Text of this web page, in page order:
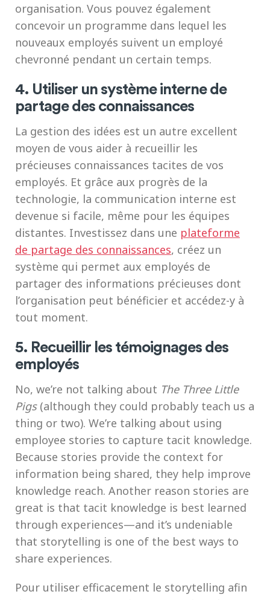
organisation. Vous pouvez également
concevoir un programme dans lequel les
nouveaux employés suivent un employé
chevronné pendant un certain temps.
4. Utiliser un système interne de
partage des connaissances
La gestion des idées est un autre excellent
moyen de vous aider à recueillir les
précieuses connaissances tacites de vos
employés. Et grâce aux progrès de la
technologie, la communication interne est
devenue si facile, même pour les équipes
distantes. Investissez dans une plateforme
de partage des connaissances, créez un
système qui permet aux employés de
partager des informations précieuses dont
l’organisation peut bénéficier et accédez-y à
tout moment.
5. Recueillir les témoignages des
employés
No, we’re not talking about The Three Little
Pigs(although they could probably teach us a
thing or two). We’re talking about using
employee stories to capture tacit knowledge.
Because stories provide the context for
information being shared, they help improve
knowledge reach. Another reason stories are
great is that tacit knowledge is best learned
through experiences—and it’s undeniable
that storytelling is one of the best ways to
share experiences.
Pour utiliser efficacement le storytelling afin